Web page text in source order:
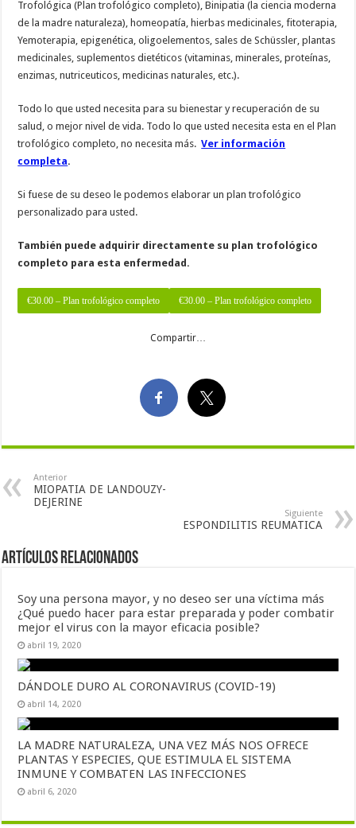
Trofológica (Plan trofológico completo), Binipatia (la ciencia moderna
de la madre naturaleza), homeopatía, hierbas medicinales, fitoterapia,
Yemoterapia, epigenética, oligoelementos, sales de Schüssler, plantas
medicinales, suplementos dietéticos (vitaminas, minerales, proteínas,
enzimas, nutriceuticos, medicinas naturales, etc.).
Todo lo que usted necesita para su bienestar y recuperación de su
salud, o mejor nivel de vida. Todo lo que usted necesita esta en el Plan
trofológico completo, no necesita más.Ver información
completa.
Si fuese de su deseo le podemos elaborar un plan trofológico
personalizado para usted.
También puede adquirir directamente su plan trofológico
completo para esta enfermedad.
€30.00 – Plan trofológico completo
Compartir…
Anterior
MIOPATIA DE LANDOUZY-
DEJERINE
Siguiente
ESPONDILITIS REUMATICA
Artículos Relacionados
Soy una persona mayor, y no deseo ser una víctima más
¿Qué puedo hacer para estar preparada y poder combatir
mejor el virus con la mayor eficacia posible?
abril 19, 2020
DÁNDOLE DURO AL CORONAVIRUS (COVID-19)
abril 14, 2020
LA MADRE NATURALEZA, UNA VEZ MÁS NOS OFRECE
PLANTAS Y ESPECIES, QUE ESTIMULA EL SISTEMA
INMUNE Y COMBATEN LAS INFECCIONES
abril 6, 2020